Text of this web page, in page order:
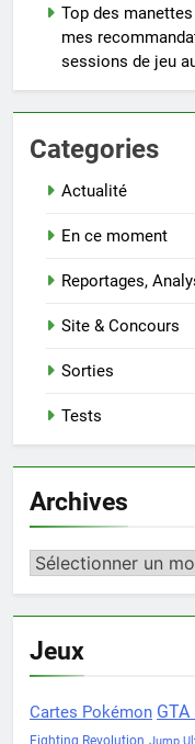
Top des
mes
sessions de jeu
Categories
Actualité
En ce moment
Reportages,
Site & Concours
Sorties
Tests
Archives
Archives
Jeux
Cartes Pokémon GTA